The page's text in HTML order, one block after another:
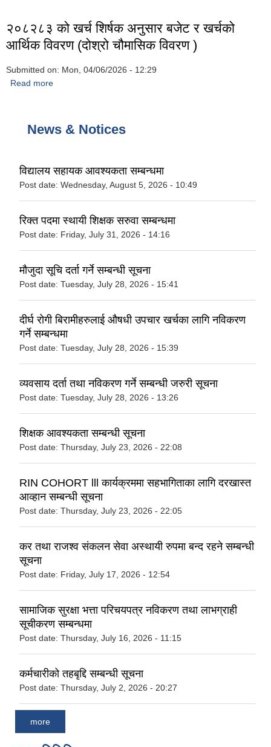
२०८२८३ को खर्च शिर्षक अनुसार बजेट र खर्चको
आर्थिक विवरण (दोश्रो चौमासिक विवरण )
Submitted on: Mon, 04/06/2026 - 12:29
Read more
News & Notices
विद्यालय सहायक आवश्यकता सम्बन्धमा
Post date: Wednesday, August 5, 2026 - 10:49
रिक्त पदमा स्थायी शिक्षक सरुवा सम्बन्धमा
Post date: Friday, July 31, 2026 - 14:16
मौजुदा सूचि दर्ता गर्ने सम्बन्धी सूचना
Post date: Tuesday, July 28, 2026 - 15:41
दीर्घ रोगी बिरामीहरुलाई औषधी उपचार खर्चका लागि नविकरण
गर्ने सम्बन्धमा
Post date: Tuesday, July 28, 2026 - 15:39
व्यवसाय दर्ता तथा नविकरण गर्ने सम्बन्धी जरुरी सूचना
Post date: Tuesday, July 28, 2026 - 13:26
शिक्षक आवश्यकता सम्बन्धी सूचना
Post date: Thursday, July 23, 2026 - 22:08
RIN COHORT lll कार्यक्रममा सहभागिताका लागि दरखास्त
आव्हान सम्बन्धी सूचना
Post date: Thursday, July 23, 2026 - 22:05
कर तथा राजश्व संकलन सेवा अस्थायी रुपमा बन्द रहने सम्बन्धी
सूचना
Post date: Friday, July 17, 2026 - 12:54
सामाजिक सुरक्षा भत्ता परिचयपत्र नविकरण तथा लाभग्राही
सूचीकरण सम्बन्धमा
Post date: Thursday, July 16, 2026 - 11:15
कर्मचारीको तहबृद्दि सम्बन्धी सूचना
Post date: Thursday, July 2, 2026 - 20:27
more